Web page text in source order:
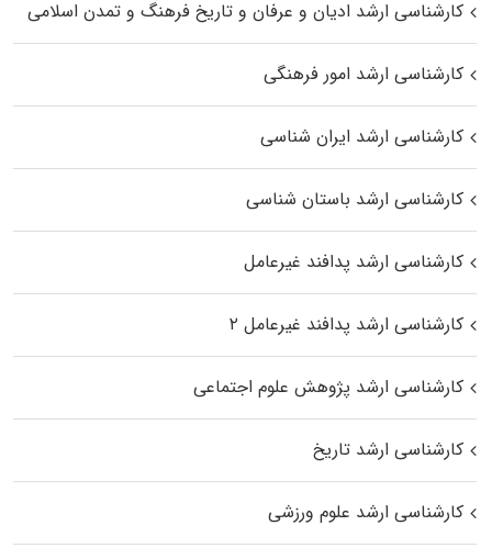
کارشناسی ارشد ادیان و عرفان و تاریخ فرهنگ و تمدن اسلامی
کارشناسی ارشد امور فرهنگی
کارشناسی ارشد ایران شناسی
کارشناسی ارشد باستان شناسی
کارشناسی ارشد پدافند غیرعامل
کارشناسی ارشد پدافند غیرعامل ۲
کارشناسی ارشد پژوهش علوم اجتماعی
کارشناسی ارشد تاریخ
کارشناسی ارشد علوم ورزشی